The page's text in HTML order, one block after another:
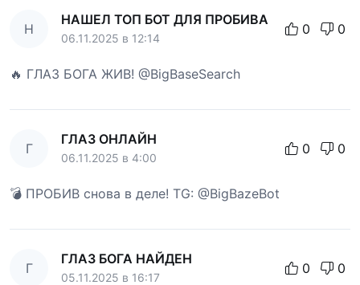
Н
НАШЕЛ ТОП БОТ ДЛЯ ПРОБИВА
06.11.2025 в 12:14
0 0
🔥 ГЛАЗ БОГА ЖИВ! @BigBaseSearch
Г
ГЛАЗ ОНЛАЙН
06.11.2025 в 4:00
0 0
💣 ПРОБИВ снова в деле! TG: @BigBazeBot
Г
ГЛАЗ БОГА НАЙДЕН
05.11.2025 в 16:17
0 0